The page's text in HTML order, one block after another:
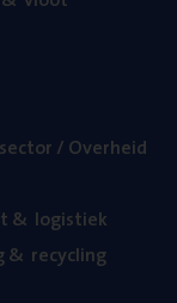
/ Overheid
& logistiek
& recycling